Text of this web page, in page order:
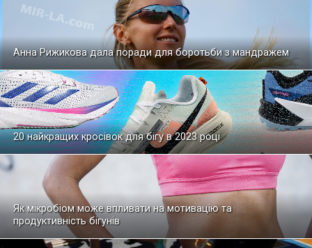
Анна Рижикова дала поради для боротьби з мандражем
20 найкращих кросівок для бігу в 2023 році
Як мікробіом може впливати на мотивацію та
продуктивність бігунів